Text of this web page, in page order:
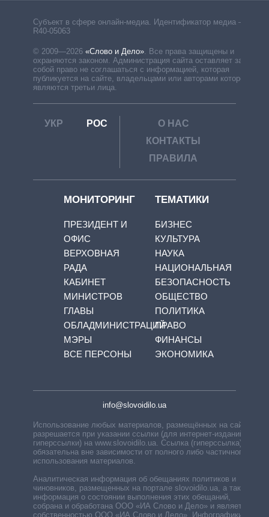
Субъект в сфере онлайн-медиа. Идентификатор медиа –
R40-05063
© 2009—2026 «Слово и Дело». Все права защищены и
охраняются законом. Администрация сайта оставляет за
собой право не соглашаться с информацией, которая
публикуется на сайте, владельцами или авторами которой
являются третьи лица.
УКР РОС
О НАС
КОНТАКТЫ
ПРАВИЛА
МОНИТОРИНГ
ПРЕЗИДЕНТ И
ОФИС
ВЕРХОВНАЯ
РАДА
КАБИНЕТ
МИНИСТРОВ
ГЛАВЫ
ОБЛАДМИНИСТРАЦИЙ
МЭРЫ
ВСЕ ПЕРСОНЫ
ТЕМАТИКИ
БИЗНЕС
КУЛЬТУРА
НАУКА
НАЦИОНАЛЬНАЯ
БЕЗОПАСНОСТЬ
ОБЩЕСТВО
ПОЛИТИКА
ПРАВО
ФИНАНСЫ
ЭКОНОМИКА
info@slovoidilo.ua
Использование любых материалов, размещённых на сайте,
разрешается при указании ссылки (для интернет-изданий —
гиперссылки) на www.slovoidilo.ua. Ссылка (гиперссылка)
обязательна вне зависимости от полного либо частичного
использования материалов.
Аналитическая информация об обещаниях политиков и
чиновников, размещенных на портале slovoidilo.ua, а также
информация о состоянии выполнения этих обещаний,
собрана и обработана ООО «ИА Слово и Дело» и является
собственностью ООО «ИА Слово и Дело». Инфографики,